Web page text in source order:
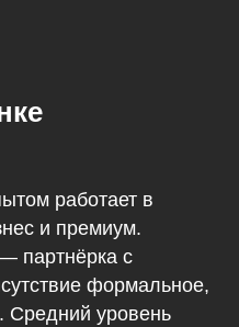
работает в
и премиум.
партнёрка с
формальное,
Средний уровень